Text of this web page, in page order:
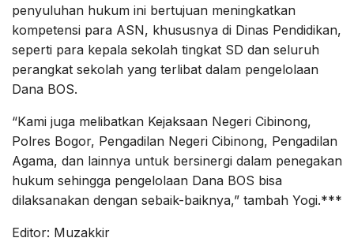
penyuluhan hukum ini bertujuan meningkatkan
kompetensi para ASN, khususnya di Dinas Pendidikan,
seperti para kepala sekolah tingkat SD dan seluruh
perangkat sekolah yang terlibat dalam pengelolaan
Dana BOS.
“Kami juga melibatkan Kejaksaan Negeri Cibinong,
Polres Bogor, Pengadilan Negeri Cibinong, Pengadilan
Agama, dan lainnya untuk bersinergi dalam penegakan
hukum sehingga pengelolaan Dana BOS bisa
dilaksanakan dengan sebaik-baiknya,” tambah Yogi.***
Editor: Muzakkir